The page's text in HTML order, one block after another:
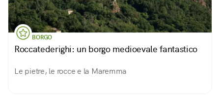
BORGO
Roccatederighi: un borgo medioevale fantastico
Le pietre, le rocce e la Maremma